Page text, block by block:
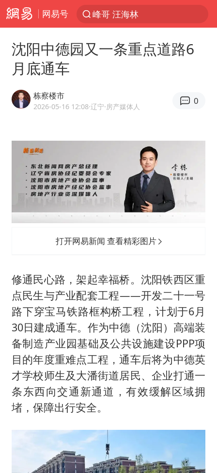
网易号
峰哥 汪海林
西湖突现狂风暴雨 游客瞬间被浇透
视频丨中国东方电气集团原党组副书记、董事宋致远被查
梁家辉：到内地拍戏不是北上是回归
白海豚将正面袭击贯穿浙江
酒店回应车内过夜被收150元
牛津大学一纸声明甩不了锅
西贝创始人贾国龙押注鲜羊赛道
“不怕六爷挂得多 就怕六爷挂一颗”
董璇小酒窝朵朵为佟丽娅庆生
36岁男演员成景区NPC后人气爆棚
人民的健康、体质、幸福一脉相承
沈阳中德园又一条重点道路6
月底通车
栋察楼市
2026-05-16 12:08·辽宁·房产媒体人
0
打开网易新闻 查看精彩图片
修通民心路，架起幸福桥。沈阳铁西区重
点民生与产业配套工程——开发二十一号
路下穿宝马铁路框构桥工程，计划于6月
30日建成通车。作为中德（沈阳）高端装
备制造产业园基础及公共设施建设PPP项
目的年度重难点工程，通车后将为中德英
才学校师生及大潘街道居民、企业打通一
条东西向交通新通道，有效缓解区域拥
堵，保障出行安全。